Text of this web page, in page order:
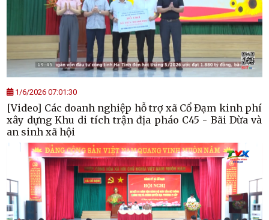
1/6/2026 07:01:30
[Video] Các doanh nghiệp hỗ trợ xã Cổ Đạm kinh phí
xây dựng Khu di tích trận địa pháo C45 - Bãi Dừa và
an sinh xã hội